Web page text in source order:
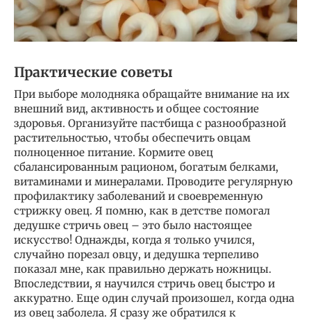
Практические советы
При выборе молодняка обращайте внимание на их
внешний вид, активность и общее состояние
здоровья. Организуйте пастбища с разнообразной
растительностью, чтобы обеспечить овцам
полноценное питание. Кормите овец
сбалансированным рационом, богатым белками,
витаминами и минералами. Проводите регулярную
профилактику заболеваний и своевременную
стрижку овец. Я помню, как в детстве помогал
дедушке стричь овец – это было настоящее
искусство! Однажды, когда я только учился,
случайно порезал овцу, и дедушка терпеливо
показал мне, как правильно держать ножницы.
Впоследствии, я научился стричь овец быстро и
аккуратно. Еще один случай произошел, когда одна
из овец заболела. Я сразу же обратился к